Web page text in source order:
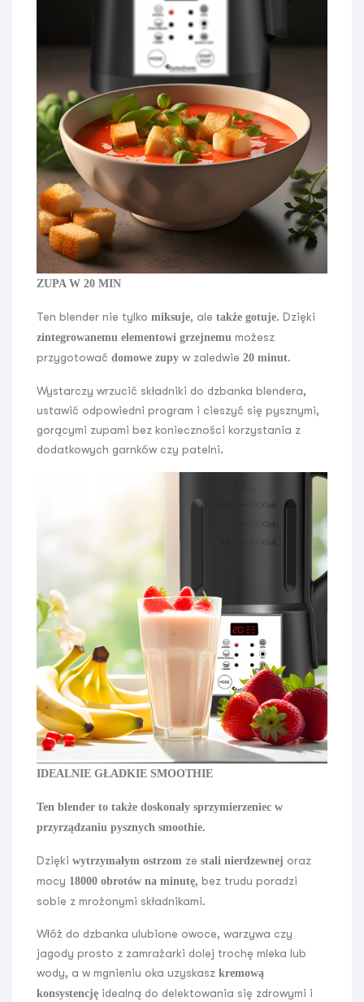
ZUPA W 20 MIN
Ten blender nie tylko miksuje, ale także gotuje. Dzięki
zintegrowanemu elementowi grzejnemu możesz
przygotować domowe zupy w zaledwie 20 minut.
Wystarczy wrzucić składniki do dzbanka blendera,
ustawić odpowiedni program i cieszyć się pysznymi,
gorącymi zupami bez konieczności korzystania z
dodatkowych garnków czy patelni.
IDEALNIE GŁADKIE SMOOTHIE
Ten blender to także doskonały sprzymierzeniec w
przyrządzaniu pysznych smoothie.
Dzięki wytrzymałym ostrzom ze stali nierdzewnej oraz
mocy 18000 obrotów na minutę, bez trudu poradzi
sobie z mrożonymi składnikami.
Włóż do dzbanka ulubione owoce, warzywa czy
jagody prosto z zamrażarki dolej trochę mleka lub
wody, a w mgnieniu oka uzyskasz kremową
konsystencję idealną do delektowania się zdrowymi i